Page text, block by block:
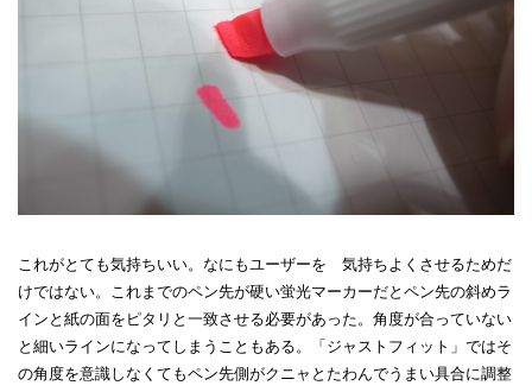
これがとても気持ちいい。なにもユーザーを 気持ちよくさせるためだ
けではない。これまでのペン先が硬い蛍光マーカーだとペン先の斜めラ
インと紙の面をピタリと一致させる必要があった。角度が合っていない
と細いラインになってしまうこともある。「ジャストフィット」ではそ
の角度を意識しなくてもペン先側がクニャとたわんでうまい具合に調整